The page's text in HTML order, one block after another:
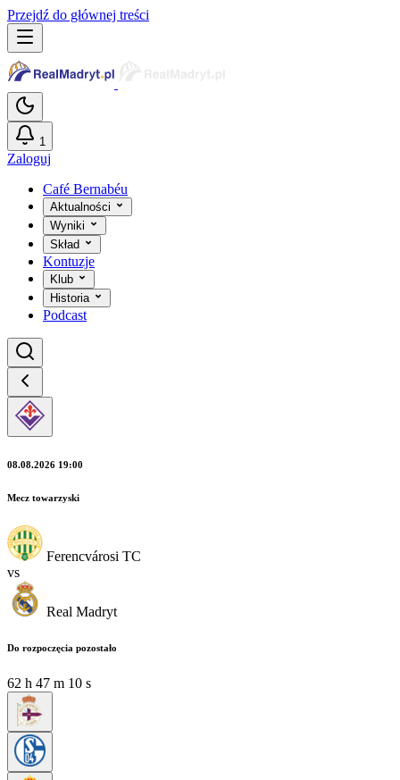
Przejdź do głównej treści
1
Zaloguj
Café Bernabéu
Aktualności
Wyniki
Skład
Kontuzje
Klub
Historia
Podcast
08.08.2026 19:00
Mecz towarzyski
Ferencvárosi TC
vs
Real Madryt
Do rozpoczęcia pozostało
62 h 47 m 09 s